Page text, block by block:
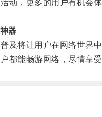
，更多的用户有机会体
器
将让用户在网络世界中
能畅游网络，尽情享受